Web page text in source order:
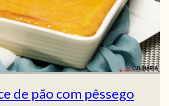
de pão com pêssego